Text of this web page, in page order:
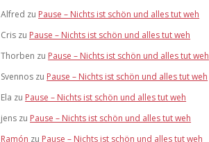
Alfred zu Pause – Nichts ist schön und alles tut weh
Cris zu Pause – Nichts ist schön und alles tut weh
Thorben zu Pause – Nichts ist schön und alles tut weh
Svennos zu Pause – Nichts ist schön und alles tut weh
Ela zu Pause – Nichts ist schön und alles tut weh
jens zu Pause – Nichts ist schön und alles tut weh
Ramón zu Pause – Nichts ist schön und alles tut weh